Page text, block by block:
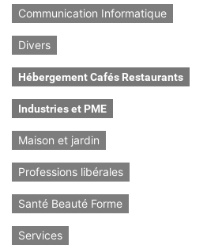
Communication Informatique
Divers
Hébergement Cafés Restaurants
Industries et PME
Maison et jardin
Professions libérales
Santé Beauté Forme
Services